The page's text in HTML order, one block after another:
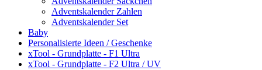
Adventskalender Zahlen
Adventskalender Set
Baby
Personalisierte Ideen / Geschenke
xTool - Grundplatte - F1 Ultra
xTool - Grundplatte - F2 Ultra / UV